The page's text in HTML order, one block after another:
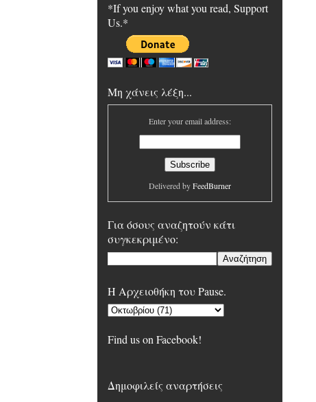
*If you enjoy what you read, Support
Us.*
Μη χάνεις λέξη...
Enter your email address:
Delivered byFeedBurner
Για όσους αναζητούν κάτι
συγκεκριμένο:
H Αρχειοθήκη του Pause.
Find us on Facebook!
Δημοφιλείς αναρτήσεις